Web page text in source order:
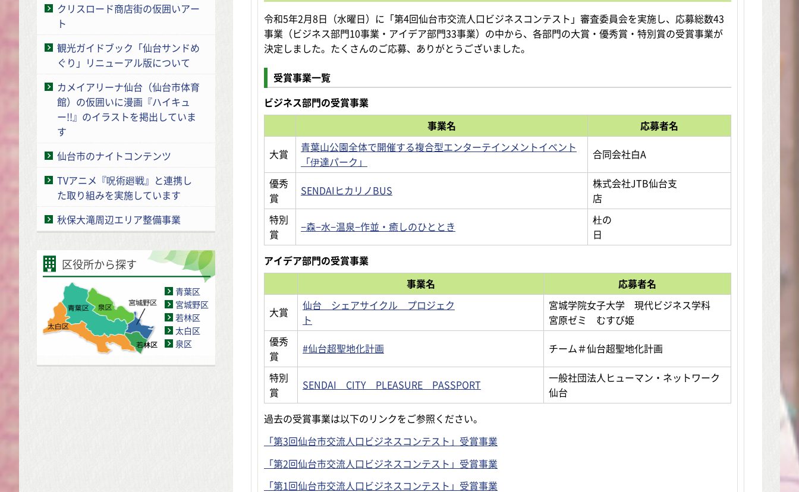
クリスロード商店街の仮囲いアー
ト
観光ガイドブック「仙台サンドめ
ぐり」リニューアル版について
カメイアリーナ仙台（仙台市体育
館）の仮囲いに漫画『ハイキュ
ー!!』のイラストを掲出していま
す
仙台市のナイトコンテンツ
TVアニメ『呪術廻戦』と連携し
た取り組みを実施しています
秋保大滝周辺エリア整備事業
区役所から探す
青葉区
宮城野区
若林区
太白区
泉区
令和5年2月8日（水曜日）に「第4回仙台市交流人口ビジネスコンテスト」審査委員会を実施し、応募総数43
事業（ビジネス部門10事業・アイデア部門33事業）の中から、各部門の大賞・優秀賞・特別賞の受賞事業が
決定しました。たくさんのご応募、ありがとうございました。
受賞事業一覧
ビジネス部門の受賞事業
事業名
応募者名
大賞
青葉山公園全体で開催する複合型エンターテインメントイベント
「伊達パーク」
合同会社白A
優秀
賞
SENDAIヒカリノBUS
株式会社JTB仙台支
店
特別
賞
−森−水−温泉−作並・癒しのひととき
杜の
日
アイデア部門の受賞事業
事業名
応募者名
大賞
仙台 シェアサイクル プロジェク
ト
宮城学院女子大学 現代ビジネス学科
宮原ゼミ むすび姫
優秀
賞
#仙台超聖地化計画 チーム＃仙台超聖地化計画
特別
賞
SENDAI CITY PLEASURE PASSPORT
一般社団法人ヒューマン・ネットワーク
仙台
過去の受賞事業は以下のリンクをご参照ください。
「第3回仙台市交流人口ビジネスコンテスト」受賞事業
「第2回仙台市交流人口ビジネスコンテスト」受賞事業
「第1回仙台市交流人口ビジネスコンテスト」受賞事業